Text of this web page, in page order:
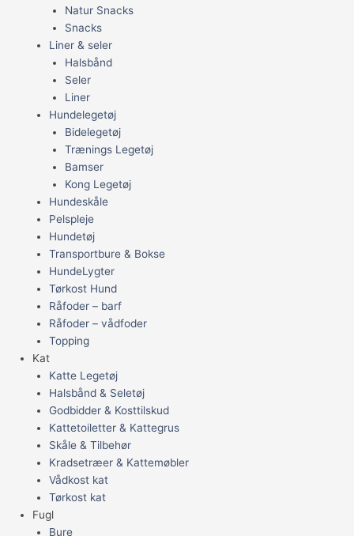
Natur Snacks
Snacks
Liner & seler
Halsbånd
Seler
Liner
Hundelegetøj
Bidelegetøj
Trænings Legetøj
Bamser
Kong Legetøj
Hundeskåle
Pelspleje
Hundetøj
Transportbure & Bokse
HundeLygter
Tørkost Hund
Råfoder – barf
Råfoder – vådfoder
Topping
Kat
Katte Legetøj
Halsbånd & Seletøj
Godbidder & Kosttilskud
Kattetoiletter & Kattegrus
Skåle & Tilbehør
Kradsetræer & Kattemøbler
Vådkost kat
Tørkost kat
Fugl
Bure